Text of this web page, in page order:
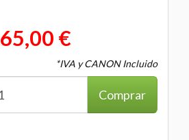
65,00 €
*IVA y CANON Incluido
Comprar